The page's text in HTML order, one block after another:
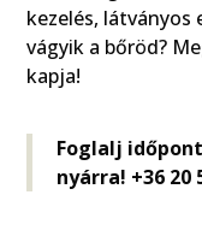
kezelés, látványos
vágyik a bőröd?
kapja!
Foglalj
nyárra! +36 20